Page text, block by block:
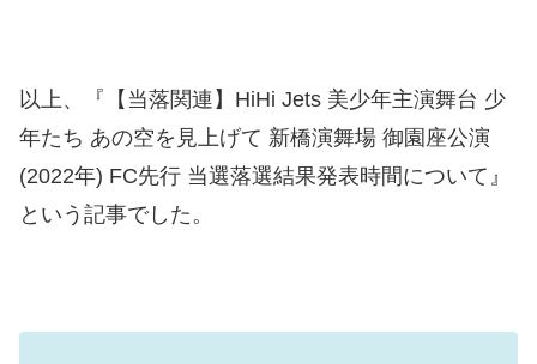
以上、『【当落関連】HiHi Jets 美少年主演舞台 少
年たち あの空を見上げて 新橋演舞場 御園座公演
(2022年) FC先行 当選落選結果発表時間について』
という記事でした。